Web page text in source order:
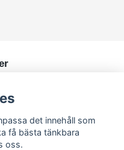
det innehåll som
få bästa tänkbara
oss.